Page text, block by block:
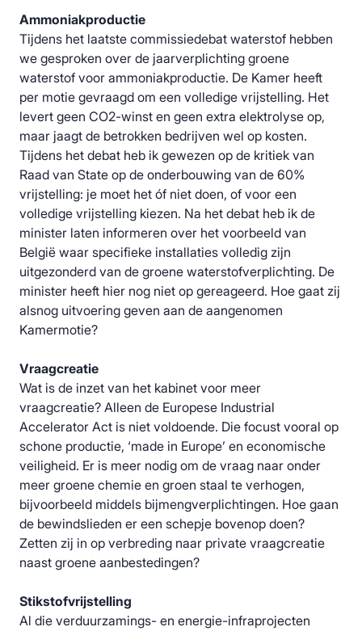
Ammoniakproductie
Tijdens het laatste commissiedebat waterstof hebben
we gesproken over de jaarverplichting groene
waterstof voor ammoniakproductie. De Kamer heeft
per motie gevraagd om een volledige vrijstelling. Het
levert geen CO2-winst en geen extra elektrolyse op,
maar jaagt de betrokken bedrijven wel op kosten.
Tijdens het debat heb ik gewezen op de kritiek van
Raad van State op de onderbouwing van de 60%
vrijstelling: je moet het óf niet doen, of voor een
volledige vrijstelling kiezen. Na het debat heb ik de
minister laten informeren over het voorbeeld van
België waar specifieke installaties volledig zijn
uitgezonderd van de groene waterstofverplichting. De
minister heeft hier nog niet op gereageerd. Hoe gaat zij
alsnog uitvoering geven aan de aangenomen
Kamermotie?
Vraagcreatie
Wat is de inzet van het kabinet voor meer
vraagcreatie? Alleen de Europese Industrial
Accelerator Act is niet voldoende. Die focust vooral op
schone productie, ‘made in Europe’ en economische
veiligheid. Er is meer nodig om de vraag naar onder
meer groene chemie en groen staal te verhogen,
bijvoorbeeld middels bijmengverplichtingen. Hoe gaan
de bewindslieden er een schepje bovenop doen?
Zetten zij in op verbreding naar private vraagcreatie
naast groene aanbestedingen?
Stikstofvrijstelling
Al die verduurzamings- en energie-infraprojecten